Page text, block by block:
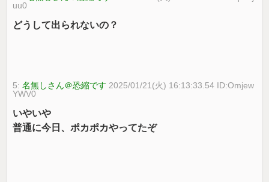
uu0
どうして出られないの？
5:名無しさん＠恐縮です 2025/01/21(火) 16:13:33.54 ID:Omjew
YWV0
いやいや
普通に今日、ポカポカやってたぞ